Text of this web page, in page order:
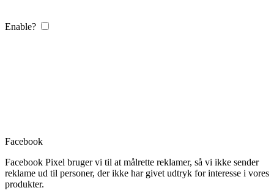
Enable?
Facebook
Facebook Pixel bruger vi til at målrette reklamer, så vi ikke sender
reklame ud til personer, der ikke har givet udtryk for interesse i vores
produkter.